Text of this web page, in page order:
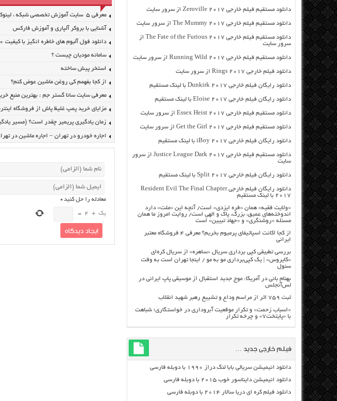
معرفی ۵ سایت آموزش تخصصی شبکه ، لینوکس و امنیت
آشنایی با بروکر آلپاری و آموزش فارکس
دانلود فول آلبوم های خاطره انگیز با کیفیت ۳۲۰
سامانه مودیان چیست ؟
استخر پیش ساخته
از کجا بفهمم کی روغن ماشین عوض کنم؟
معرفی سایت سانا گستر جم : بهترین منبع
مزایای خرید پمپ غلیظ پاش از فروشگاه
زمان یادگیری پریمیر چقدر است؟ (مسیر
اجاره خودرو در تهران – اجاره ماشین در
معادله را حل کنید*
یک +
4
=
دانلود مستقیم فیلم خارجی Zeroville 2017 از سرور سایت
دانلود مستقیم فیلم خارجی The Mummy 2017 از سرور سایت
دانلود مستقیم فیلم خارجی The Fate of the Furious 2017 از
سرور سایت
دانلود مستقیم فیلم خارجی Running Wild 2017 از سرور سایت
دانلود فیلم خارجی Rings 2017 از سرور سایت
دانلود رایگان فیلم خارجی Dunkirk 2017 با لینک مستقیم
دانلود رایگان فیلم خارجی Eloise 2017 با لینک مستقیم
دانلود مستقیم فیلم خارجی Essex Heist 2017 از سرور سایت
دانلود مستقیم فیلم خارجی Get the Girl 2017 از سرور سایت
دانلود رایگان فیلم خارجی iBoy 2017 با لینک مستقیم
دانلود مستقیم فیلم خارجی Justice League Dark 2017 از سرور
سایت
دانلود رایگان فیلم خارجی Split 2017 با لینک مستقیم
دانلود رایگان فیلم خارجی Resident Evil The Final Chapter
2017 با لینک مستقیم
«ولایت فقیه» همان «فره ایزدی» است/ آنچه این «ملت» دارد
اندوخته‌های عمیق، بزرگ، پاک و الهی است/ روایت امروز ما همان
مسئله «روشنگری» و «جهاد تبیین» است
از کجا اکانت اسپاتیفای پرمیوم بخریم؟ معرفی ۴ فروشگاه معتبر
ایرانی
بررسی تطبیقی کپی برداری سریال «ساهره» از سریال کره‌ای
«کایروس» | یک کپی‌برداری مو به مو / اینجا تهران است به وقت
سئول
بهنام بانی در آمریکا: موج جدید استقبال از موسیقی پاپ ایرانی در
لس‌آنجلس
ثبت ۷۵۹ اثر از مراسم وداع و تشییع رهبر شهید انقلاب
«اسباب زحمت» و تکرار موقعیت آبروداری در خواستگاری؛ شباهت
با «پایتخت۷» و چرخه تکرار
فیلم خارجی جدید …
دانلود انیمیشن سریالی بابا لنگ دراز ۱۹۹۰ با دوبله فارسی
دانلود انیمیشن دایناسور خوب ۲۰۱۵ با دوبله فارسی
دانلود فیلم کره ای دریا سالار ۲۰۱۴ با دوبله فارسی